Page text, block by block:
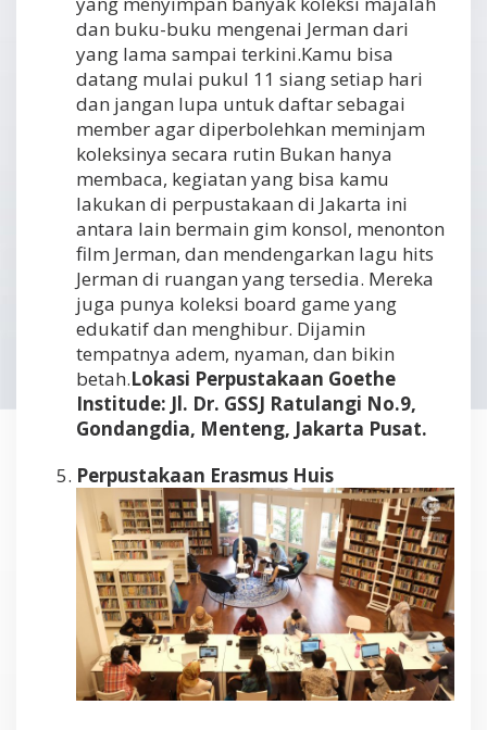
dan buku-buku mengenai Jerman dari
yang lama sampai terkini.Kamu bisa
datang mulai pukul 11 siang setiap hari
dan jangan lupa untuk daftar sebagai
member agar diperbolehkan meminjam
koleksinya secara rutin Bukan hanya
membaca, kegiatan yang bisa kamu
lakukan di perpustakaan di Jakarta ini
antara lain bermain gim konsol, menonton
film Jerman, dan mendengarkan lagu hits
Jerman di ruangan yang tersedia. Mereka
juga punya koleksi board game yang
edukatif dan menghibur. Dijamin
tempatnya adem, nyaman, dan bikin
betah.Lokasi Perpustakaan Goethe
Institude: Jl. Dr. GSSJ Ratulangi No.9,
Gondangdia, Menteng, Jakarta Pusat.
Perpustakaan Erasmus Huis